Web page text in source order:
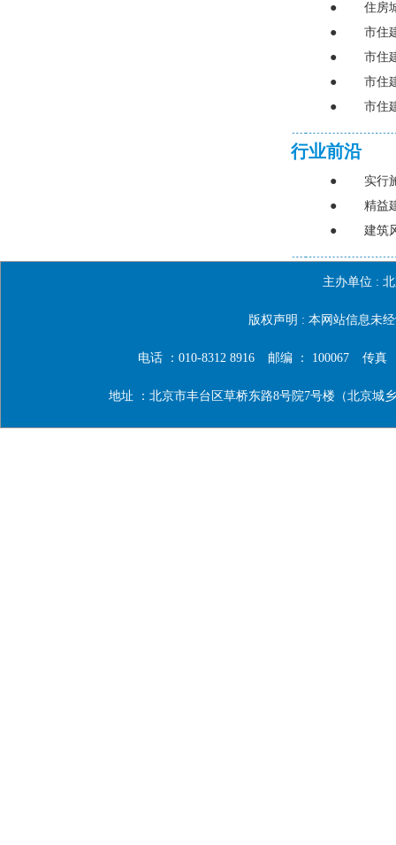
住房
●
市住
●
市住
●
市住
●
市住
●
行业前沿
实行
●
精益
●
建筑
●
主办单位 :
版权声明 : 本网站信息未
电话 ：010-8312 8916 邮编 ： 100067 传真
地址 ：北京市丰台区草桥东路8号院7号楼（北京城